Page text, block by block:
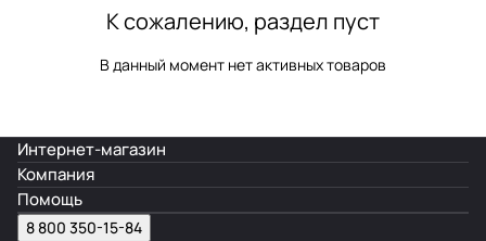
К сожалению, раздел пуст
В данный момент нет активных товаров
Интернет-магазин
Компания
Помощь
8 800 350-15-84